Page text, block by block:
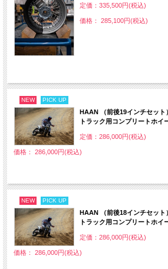
定価：335,500円(税込)
価格： 285,100円(税込)
NEW PICK UP
HAAN （前後19インチセット
トラック用コンプリートホ
定価：286,000円(税込)
価格： 286,000円(税込)
NEW PICK UP
HAAN （前後18インチセット
トラック用コンプリートホ
定価：286,000円(税込)
価格： 286,000円(税込)